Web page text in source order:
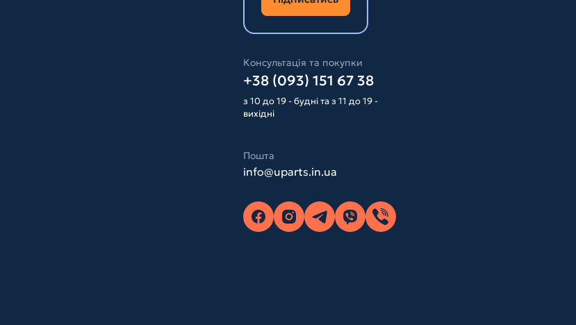
Консультація та покупки
+38 (093) 151 67 38
з 10 до 19 - будні та з 11 до 19 -
вихідні
Пошта
info@uparts.in.ua